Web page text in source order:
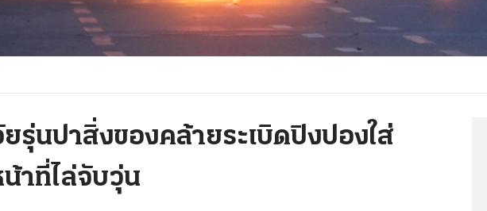
รุ่นปาสิ่งของคล้ายระเบิดปิงปองใส่
าที่ไล่จับวุ่น